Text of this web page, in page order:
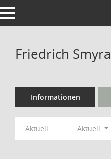
Toggle navigation
Friedrich Smyra
Informationen
Aktuell Aktuell